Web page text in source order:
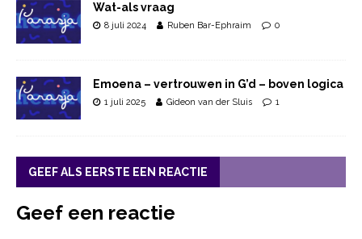
Wat-als vraag
8 juli 2024 Ruben Bar-Ephraim 0
Emoena – vertrouwen in G’d – boven logica
1 juli 2025 Gideon van der Sluis 1
GEEF ALS EERSTE EEN REACTIE
Geef een reactie